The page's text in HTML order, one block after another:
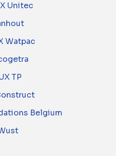
Unitec
Watpac
TP
Belgium